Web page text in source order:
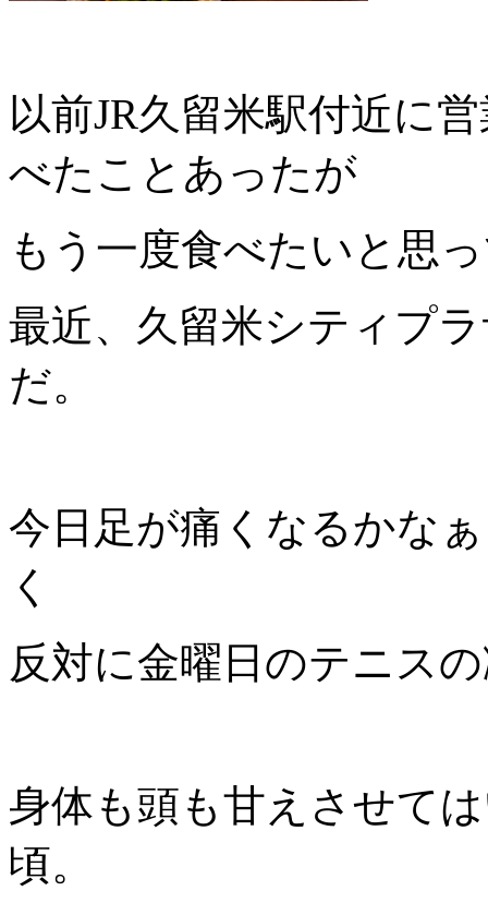
以前JR久留米駅付近に
べたことあったが
もう一度食べたいと思
最近、久留米シティプ
だ。
今日足が痛くなるかな
く
反対に金曜日のテニス
身体も頭も甘えさせて
頃。